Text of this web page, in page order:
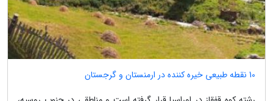
10 نقطه طبیعی خیره کننده در ارمنستان و گرجستان